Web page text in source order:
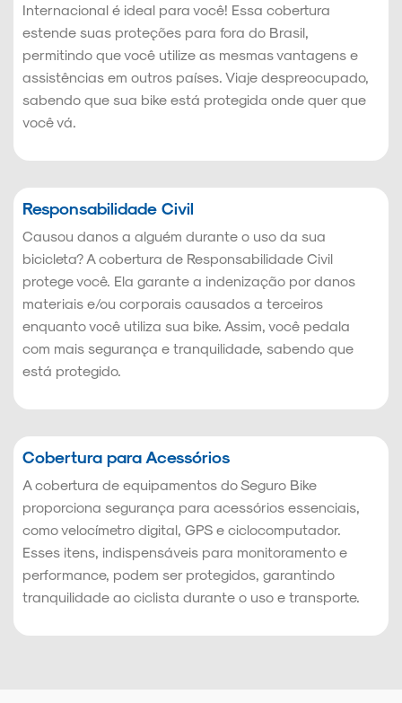
Internacional é ideal para você! Essa cobertura
estende suas proteções para fora do Brasil,
permitindo que você utilize as mesmas vantagens e
assistências em outros países. Viaje despreocupado,
sabendo que sua bike está protegida onde quer que
você vá.
Responsabilidade Civil
Causou danos a alguém durante o uso da sua
bicicleta? A cobertura de Responsabilidade Civil
protege você. Ela garante a indenização por danos
materiais e/ou corporais causados a terceiros
enquanto você utiliza sua bike. Assim, você pedala
com mais segurança e tranquilidade, sabendo que
está protegido.
Cobertura para Acessórios
A cobertura de equipamentos do Seguro Bike
proporciona segurança para acessórios essenciais,
como velocímetro digital, GPS e ciclocomputador.
Esses itens, indispensáveis para monitoramento e
performance, podem ser protegidos, garantindo
tranquilidade ao ciclista durante o uso e transporte.